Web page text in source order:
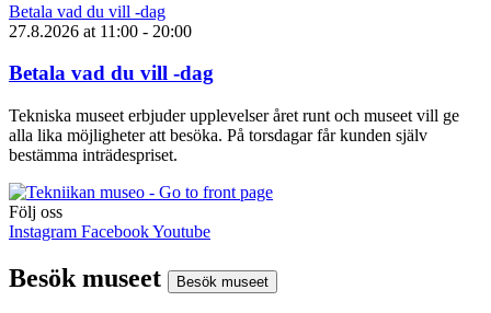
Betala vad du vill -dag
27.8.2026 at 11:00 - 20:00
Betala vad du vill -dag
Tekniska museet erbjuder upplevelser året runt och museet vill ge
alla lika möjligheter att besöka. På torsdagar får kunden själv
bestämma inträdespriset.
Följ oss
Instagram FacebookYoutube
Besök museet Besök museet